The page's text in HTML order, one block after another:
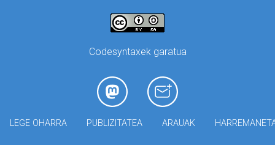
Codesyntaxek garatua
LEGE OHARRA PUBLIZITATEA ARAUAK